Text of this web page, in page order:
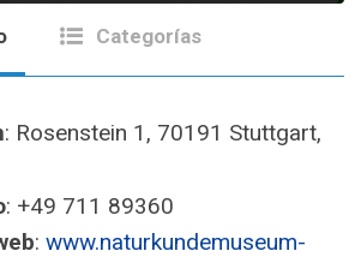
Categorías
: Rosenstein 1, 70191 Stuttgart,
: +49 711 89360
:www.naturkundemuseum-